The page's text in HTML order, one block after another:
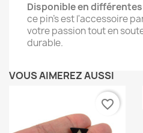
Disponible en
ce pin’s est l'accessoire
votre passion tout en
durable.
VOUS AIMEREZ AUSSI
favorite_border